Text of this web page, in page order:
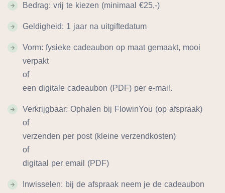
Bedrag: vrij te kiezen (minimaal €25,-)
Geldigheid: 1 jaar na uitgiftedatum
Vorm: fysieke cadeaubon op maat gemaakt, mooi
verpakt
of
een digitale cadeaubon (PDF) per e-mail.
Verkrijgbaar: Ophalen bij FlowinYou (op afspraak)
of
verzenden per post (kleine verzendkosten)
of
digitaal per email (PDF)
Inwisselen: bij de afspraak neem je de cadeaubon